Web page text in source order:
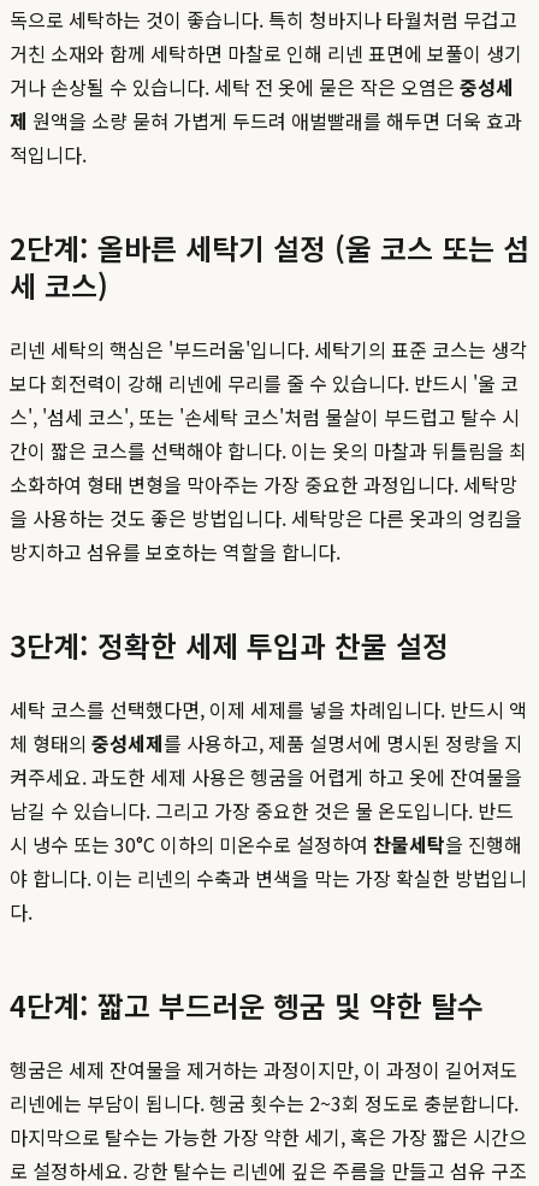
독으로 세탁하는 것이 좋습니다. 특히 청바지나 타월처럼 무겁고
거친 소재와 함께 세탁하면 마찰로 인해 리넨 표면에 보풀이 생기
거나 손상될 수 있습니다. 세탁 전 옷에 묻은 작은 오염은 중성세
제 원액을 소량 묻혀 가볍게 두드려 애벌빨래를 해두면 더욱 효과
적입니다.
2단계: 올바른 세탁기 설정 (울 코스 또는 섬
세 코스)
리넨 세탁의 핵심은 '부드러움'입니다. 세탁기의 표준 코스는 생각
보다 회전력이 강해 리넨에 무리를 줄 수 있습니다. 반드시 '울 코
스', '섬세 코스', 또는 '손세탁 코스'처럼 물살이 부드럽고 탈수 시
간이 짧은 코스를 선택해야 합니다. 이는 옷의 마찰과 뒤틀림을 최
소화하여 형태 변형을 막아주는 가장 중요한 과정입니다. 세탁망
을 사용하는 것도 좋은 방법입니다. 세탁망은 다른 옷과의 엉킴을
방지하고 섬유를 보호하는 역할을 합니다.
3단계: 정확한 세제 투입과 찬물 설정
세탁 코스를 선택했다면, 이제 세제를 넣을 차례입니다. 반드시 액
체 형태의 중성세제를 사용하고, 제품 설명서에 명시된 정량을 지
켜주세요. 과도한 세제 사용은 헹굼을 어렵게 하고 옷에 잔여물을
남길 수 있습니다. 그리고 가장 중요한 것은 물 온도입니다. 반드
시 냉수 또는 30°C 이하의 미온수로 설정하여 찬물세탁을 진행해
야 합니다. 이는 리넨의 수축과 변색을 막는 가장 확실한 방법입니
다.
4단계: 짧고 부드러운 헹굼 및 약한 탈수
헹굼은 세제 잔여물을 제거하는 과정이지만, 이 과정이 길어져도
리넨에는 부담이 됩니다. 헹굼 횟수는 2~3회 정도로 충분합니다.
마지막으로 탈수는 가능한 가장 약한 세기, 혹은 가장 짧은 시간으
로 설정하세요. 강한 탈수는 리넨에 깊은 주름을 만들고 섬유 구조